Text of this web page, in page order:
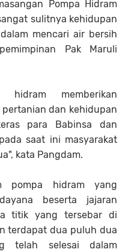
Pompa Hidram
sulitnya kehidupan
mencari air bersih
Pak Maruli
hidram memberikan
dan kehidupan
para Babinsa dan
saat ini masyarakat
kata Pangdam.
pompa hidram yang
beserta jajaran
titik yang tersebar di
terdapat dua puluh dua
telah selesai dalam